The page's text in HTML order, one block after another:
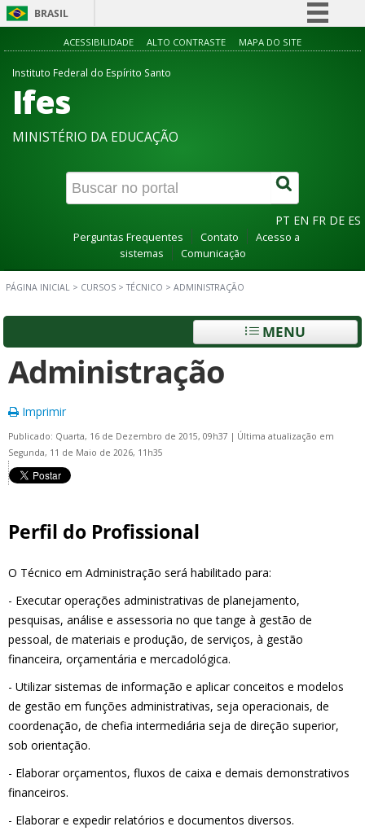
BRASIL
Simplifique!
Canais
ACESSIBILIDADE ALTO CONTRASTE MAPA DO SITE
Instituto Federal do Espírito Santo
Ifes
MINISTÉRIO DA EDUCAÇÃO
PT EN FR DE ES
Perguntas Frequentes Contato
Acesso a
sistemas
Comunicação
PÁGINA INICIAL > CURSOS >TÉCNICO > ADMINISTRAÇÃO
MENU
Administração
Imprimir
Publicado: Quarta, 16 de Dezembro de 2015, 09h37 | Última atualização em
Segunda, 11 de Maio de 2026, 11h35
Perfil do Profissional
O Técnico em Administração será habilitado para:
- Executar operações administrativas de planejamento,
pesquisas, análise e assessoria no que tange à gestão de
pessoal, de materiais e produção, de serviços, à gestão
financeira, orçamentária e mercadológica.
- Utilizar sistemas de informação e aplicar conceitos e modelos
de gestão em funções administrativas, seja operacionais, de
coordenação, de chefia intermediária seja de direção superior,
sob orientação.
- Elaborar orçamentos, fluxos de caixa e demais demonstrativos
financeiros.
- Elaborar e expedir relatórios e documentos diversos.